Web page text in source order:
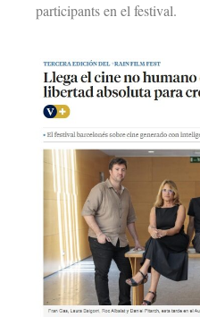
participants en el festival.